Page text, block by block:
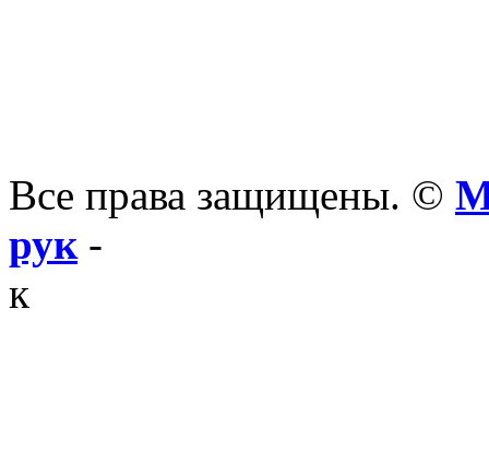
Все права защищены. ©
рук -
к